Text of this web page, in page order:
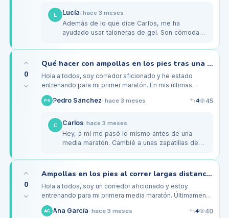
L Lucía· hace 3 meses
Además de lo que dice Carlos, me ha
ayudado usar taloneras de gel. Son cómodas
de aplicar un poco de vaselina…
0
Qué hacer con ampollas en los pies tras una carrera larga
Hola a todos, soy corredor aficionado y he estado
entrenando para mi primer maratón. En mis últimas
salidas largas me han aparecido ampollas en los dedos
de los pies,…
PS Pedro Sánchez· hace 3 meses 4 45
C Carlos· hace 3 meses
Hey, a mí me pasó lo mismo antes de una
media maratón. Cambié a unas zapatillas de跑
ayudaron un montón. Además, usé…
0
Ampollas en los pies al correr largas distancias: ¿cómo prevenirlas?
Hola a todos, soy un corredor aficionado y estoy
entrenando para mi primera media maratón. Últimamente
he estado teniendo problemas con ampollas en los pies,
especialmente en la…
AG Ana García· hace 3 meses 4 40